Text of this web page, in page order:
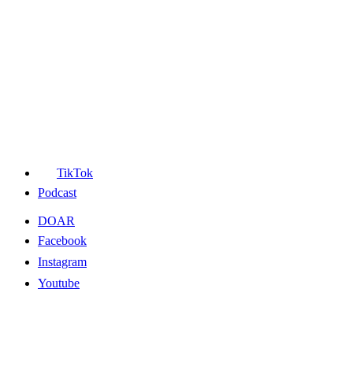
TikTok
Podcast
DOAR
Facebook
Instagram
Youtube